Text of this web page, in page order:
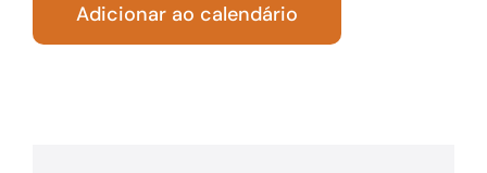
Adicionar ao calendário